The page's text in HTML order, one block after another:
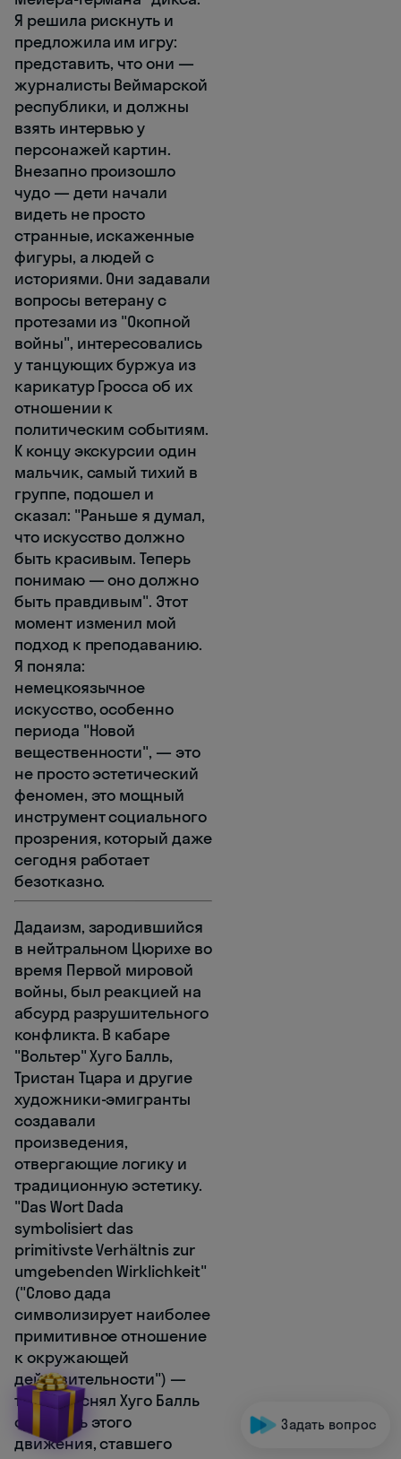
Я решила рискнуть и
предложила им игру:
представить, что они —
журналисты Веймарской
республики, и должны
взять интервью у
персонажей картин.
Внезапно произошло
чудо — дети начали
видеть не просто
странные, искаженные
фигуры, а людей с
историями. Они задавали
вопросы ветерану с
протезами из "Окопной
войны", интересовались
у танцующих буржуа из
карикатур Гросса об их
отношении к
политическим событиям.
К концу экскурсии один
мальчик, самый тихий в
группе, подошел и
сказал: "Раньше я думал,
что искусство должно
быть красивым. Теперь
понимаю — оно должно
быть правдивым". Этот
момент изменил мой
подход к преподаванию.
Я поняла:
немецкоязычное
искусство, особенно
периода "Новой
вещественности", — это
не просто эстетический
феномен, это мощный
инструмент социального
прозрения, который даже
сегодня работает
безотказно.
Дадаизм, зародившийся
в нейтральном Цюрихе во
время Первой мировой
войны, был реакцией на
абсурд разрушительного
конфликта. В кабаре
"Вольтер" Хуго Балль,
Тристан Тцара и другие
художники-эмигранты
создавали
произведения,
отвергающие логику и
традиционную эстетику.
"Das Wort Dada
symbolisiert das
primitivste Verhältnis zur
umgebenden Wirklichkeit"
("Слово дада
символизирует наиболее
примитивное отношение
к окружающей
действительности") —
так объяснял Хуго Балль
сущность этого
движения, ставшего
Задать вопрос